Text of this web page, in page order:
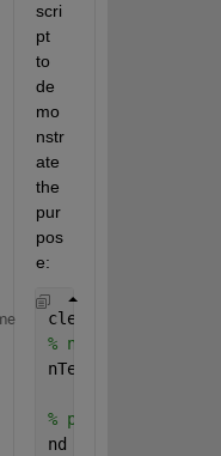
scri
pt
to
de
mo
nstr
ate
the
pur
pos
e:
clear; clc;
% number of total
nTest = 500;
% part 1. generate
nd = 1000;